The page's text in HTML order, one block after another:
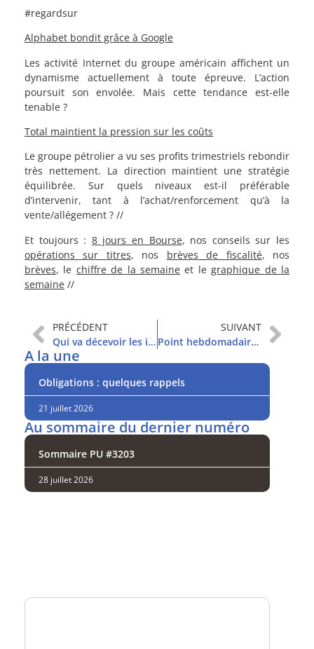
#regardsur
Alphabet bondit grâce à Google
Les activité Internet du groupe américain affichent un
dynamisme actuellement à toute épreuve. L’action
poursuit son envolée. Mais cette tendance est-elle
tenable ?
Total maintient la pression sur les coûts
Le groupe pétrolier a vu ses profits trimestriels rebondir
très nettement. La direction maintient une stratégie
équilibrée. Sur quels niveaux est-il préférable
d’intervenir, tant à l’achat/renforcement qu’à la
vente/allégement ? //
Et toujours : 8 jours en Bourse, nos conseils sur les
opérations sur titres, nos brèves de fiscalité, nos
brèves, le chiffre de la semaine et legraphique de la
semaine //
PRÉCÉDENT
Qui va décevoir les investisseurs ?
SUIVANT
Point hebdomadaire et sommaire
A la une
Obligations : quelques rappels
21 juillet 2026
Au sommaire du dernier numéro
Sommaire PU #3203
28 juillet 2026